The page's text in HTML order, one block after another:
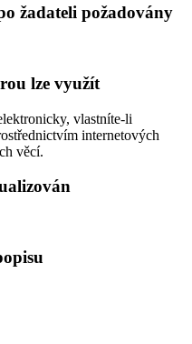
žadateli požadovány
lze využít
vlastníte-li
internetových
věcí.